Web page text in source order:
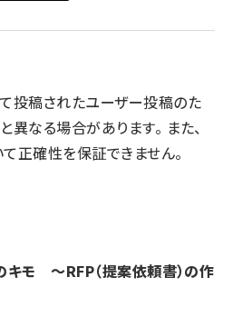
投稿されたユーザー投稿のた
なる場合があります。 また、
正確性を保証できません。
キモ ～RFP（提案依頼書）の作